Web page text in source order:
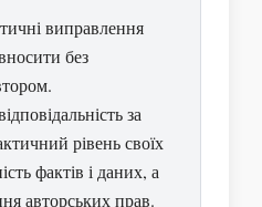
виправлення
без
за
рівень своїх
фактів і даних, а
авторських прав.